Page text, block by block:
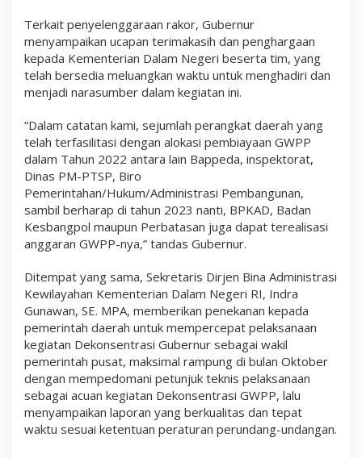
Terkait penyelenggaraan rakor, Gubernur
menyampaikan ucapan terimakasih dan penghargaan
kepada Kementerian Dalam Negeri beserta tim, yang
telah bersedia meluangkan waktu untuk menghadiri dan
menjadi narasumber dalam kegiatan ini.
“Dalam catatan kami, sejumlah perangkat daerah yang
telah terfasilitasi dengan alokasi pembiayaan GWPP
dalam Tahun 2022 antara lain Bappeda, inspektorat,
Dinas PM-PTSP, Biro
Pemerintahan/Hukum/Administrasi Pembangunan,
sambil berharap di tahun 2023 nanti, BPKAD, Badan
Kesbangpol maupun Perbatasan juga dapat terealisasi
anggaran GWPP-nya,” tandas Gubernur.
Ditempat yang sama, Sekretaris Dirjen Bina Administrasi
Kewilayahan Kementerian Dalam Negeri RI, Indra
Gunawan, SE. MPA, memberikan penekanan kepada
pemerintah daerah untuk mempercepat pelaksanaan
kegiatan Dekonsentrasi Gubernur sebagai wakil
pemerintah pusat, maksimal rampung di bulan Oktober
dengan mempedomani petunjuk teknis pelaksanaan
sebagai acuan kegiatan Dekonsentrasi GWPP, lalu
menyampaikan laporan yang berkualitas dan tepat
waktu sesuai ketentuan peraturan perundang-undangan.